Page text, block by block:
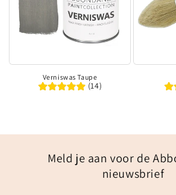
Verniswas Taupe
(14)
Meld je aan voor de
nieuwsbrief